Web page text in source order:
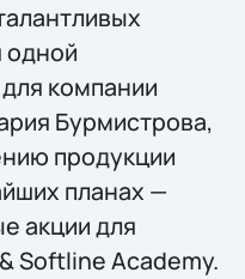
одной
компании
Бурмистрова,
продукции
планах —
акции для
Softline Academy.